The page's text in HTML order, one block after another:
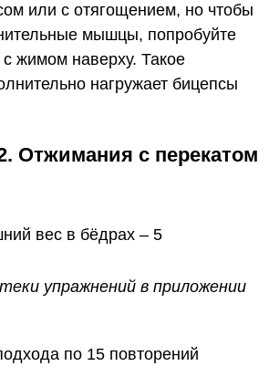
или с отягощением, но чтобы
мышцы, попробуйте
жимом наверху. Такое
нагружает бицепсы
Отжимания с перекатом
упражнений в приложении
по 15 повторений